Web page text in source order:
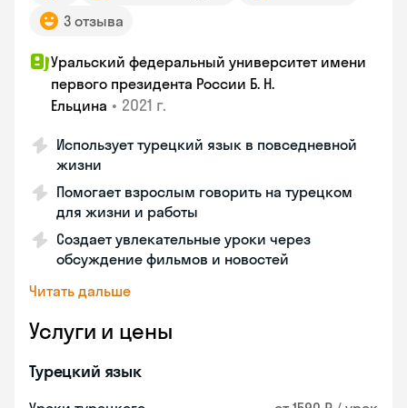
3 отзыва
Уральский федеральный университет имени
первого президента России Б. Н.
Ельцина • 2021 г.
Использует турецкий язык в повседневной
жизни
Помогает взрослым говорить на турецком
для жизни и работы
Создает увлекательные уроки через
обсуждение фильмов и новостей
Читать дальше
Услуги и цены
Турецкий язык